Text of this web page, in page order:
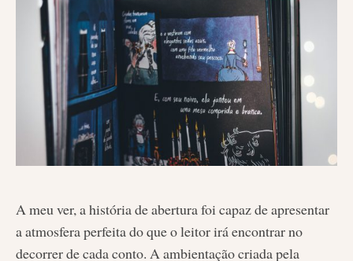
A meu ver, a história de abertura foi capaz de apresentar
a atmosfera perfeita do que o leitor irá encontrar no
decorrer de cada conto. A ambientação criada pela